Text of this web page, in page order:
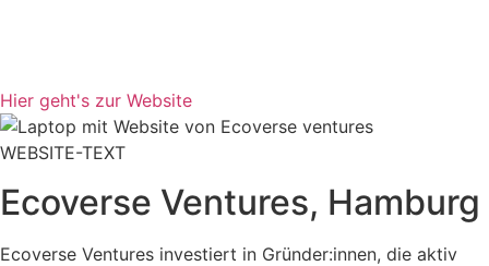
Hier geht's zur Website
WEBSITE-TEXT
Ecoverse Ventures, Hamburg
Ecoverse Ventures investiert in Gründer:innen, die aktiv